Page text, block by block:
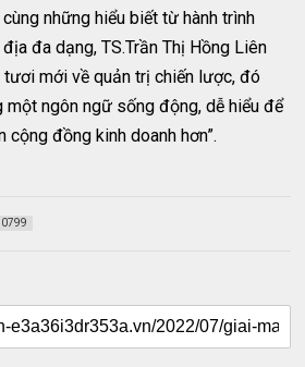
những hiểu biết từ hành trình
đa dạng, TS.Trần Thị Hồng Liên
tươi mới về quản trị chiến lược, đó
một ngôn ngữ sống động, dễ hiểu để
cộng đồng kinh doanh hơn”.